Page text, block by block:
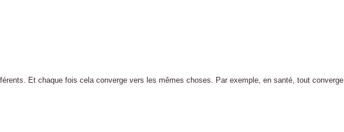
Et chaque fois cela converge vers les mêmes choses. Par exemple, en santé, tout converge